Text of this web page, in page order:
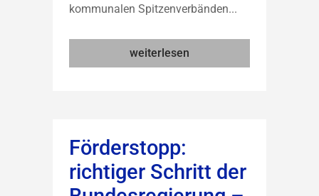
kommunalen Spitzenverbänden...
weiterlesen
Förderstopp:
richtiger Schritt der